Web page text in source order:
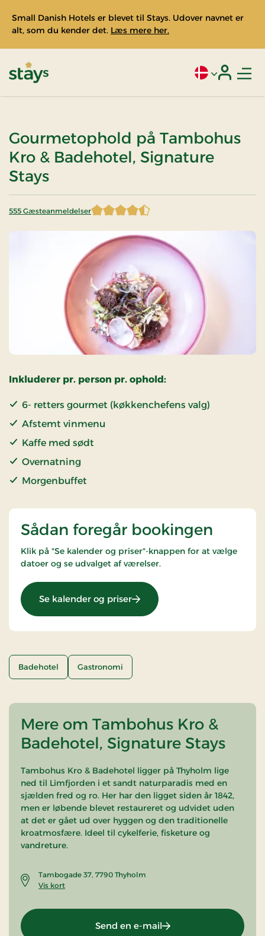
Small Danish Hotels er blevet til Stays. Udover navnet er
alt, som du kender det. Læs mere her.
Aktivt sprog:
Gourmetophold på Tambohus
Kro & Badehotel, Signature
Stays
555 Gæsteanmeldelser
4,601802 af 5 stjerner
Inkluderer pr. person pr. ophold:
6- retters gourmet (køkkenchefens valg)
Afstemt vinmenu
Kaffe med sødt
Overnatning
Morgenbuffet
Sådan foregår bookingen
Klik på "Se kalender og priser"-knappen for at vælge
datoer og se udvalget af værelser.
Se kalender og priser: Gourmetophold
Badehotel Gastronomi
Mere om Tambohus Kro &
Badehotel, Signature Stays
Tambohus Kro & Badehotel ligger på Thyholm lige
ned til Limfjorden i et sandt naturparadis med en
sjælden fred og ro. Her har den ligget siden år 1842,
men er løbende blevet restaureret og udvidet uden
at det er gået ud over hyggen og den traditionelle
kroatmosfære. Ideel til cykelferie, fisketure og
vandreture.
Tambogade 37, 7790 Thyholm
Vis kort
Send en e-mail